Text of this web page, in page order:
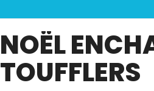
NOËL
TOUFFLERS